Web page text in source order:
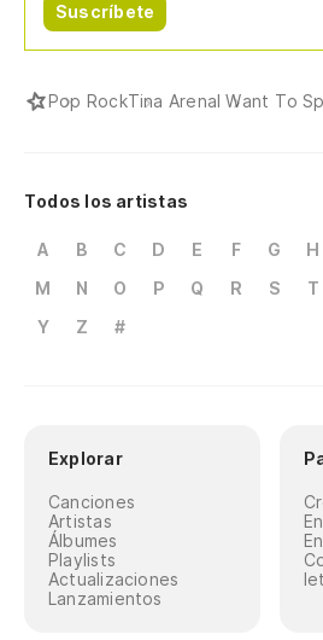
Suscríbete
Pop RockTina ArenaI Want To
Todos los artistas
A B C D E F G H
M
N O P Q R S T
Y
Z #
Explorar
Canciones
Artistas
Álbumes
Playlists
Actualizaciones
Lanzamientos